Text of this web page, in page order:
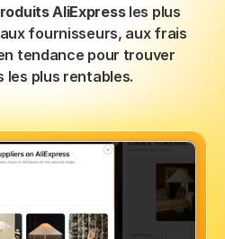
AliExpress les plus
fournisseurs, aux frais
tendance pour trouver
les plus rentables.